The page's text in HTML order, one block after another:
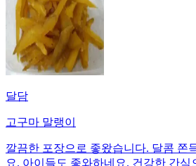
달담
고구마 말랭이
깔끔한 포장으로 좋왔습니다. 달콤 쫀
요. 아이들도 좋와하네요. 건강한 간식